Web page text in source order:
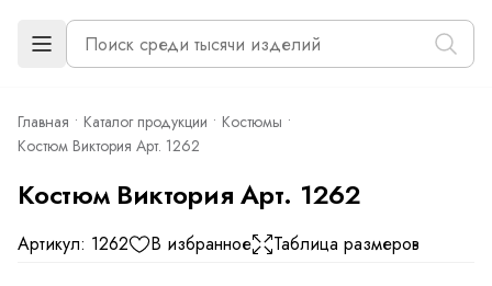
Главная Каталог продукции
Костюмы
Костюм Виктория Арт. 1262
Костюм Виктория Арт. 1262
Артикул: 1262 В избранное Таблица размеров